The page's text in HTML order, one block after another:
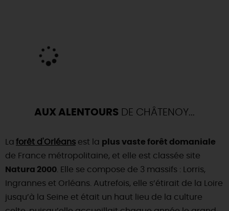
AUX ALENTOURS DE CHÂTENOY...
La forêt d'Orléans est la plus vaste forêt domaniale
de France métropolitaine, et elle est classée site
Natura 2000 . Elle se compose de 3 massifs : Lorris,
Ingrannes et Orléans. Autrefois, elle s’étirait de la Loire
jusqu’à la Seine et était un haut lieu de la culture